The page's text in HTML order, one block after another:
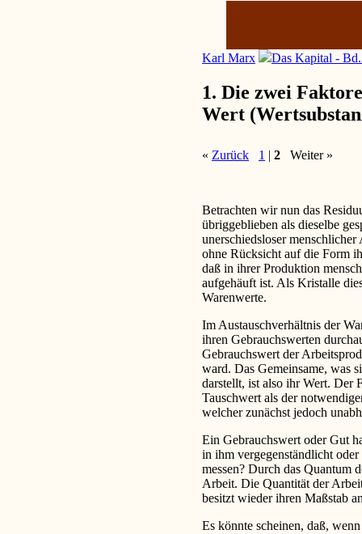
Karl Marx Das Kapital -
1. Die zwei
Wert
« Zurück 1 | 2 Weiter »
Betrachten wir nun das
übriggeblieben als dieselbe
unerschiedsloser
ohne Rücksicht auf die Form
daß in ihrer Produktion
aufgehäuft ist. Als Kristalle
Warenwerte.
Im Austauschverhältnis der
ihren Gebrauchswerten
Gebrauchswert der
ward. Das Gemeinsame, was
darstellt, ist also ihr Wert. Der
Tauschwert als der
welcher zunächst jedoch
Ein Gebrauchswert oder Gut
in ihm vergegenständlicht
messen? Durch das Quantum
Arbeit. Die Quantität der
besitzt wieder ihren Maßstab
Es könnte scheinen, daß,